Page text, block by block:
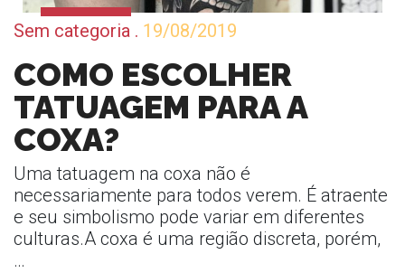
Sem categoria . 19/08/2019
COMO ESCOLHER
TATUAGEM PARA A
COXA?
Uma tatuagem na coxa não é
necessariamente para todos verem. É atraente
e seu simbolismo pode variar em diferentes
culturas.A coxa é uma região discreta, porém,
…